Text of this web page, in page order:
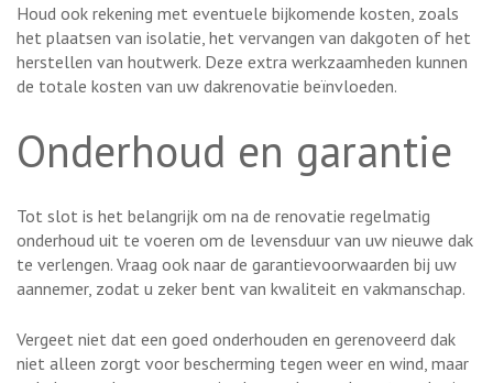
Houd ook rekening met eventuele bijkomende kosten, zoals
het plaatsen van isolatie, het vervangen van dakgoten of het
herstellen van houtwerk. Deze extra werkzaamheden kunnen
de totale kosten van uw dakrenovatie beïnvloeden.
Onderhoud en garantie
Tot slot is het belangrijk om na de renovatie regelmatig
onderhoud uit te voeren om de levensduur van uw nieuwe dak
te verlengen. Vraag ook naar de garantievoorwaarden bij uw
aannemer, zodat u zeker bent van kwaliteit en vakmanschap.
Vergeet niet dat een goed onderhouden en gerenoveerd dak
niet alleen zorgt voor bescherming tegen weer en wind, maar